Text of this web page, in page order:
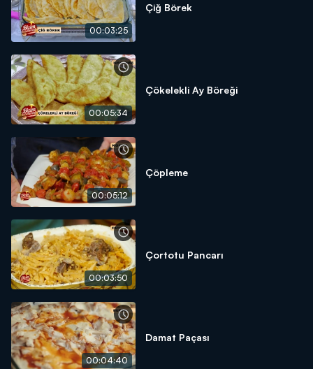
00:03:25
Çiğ Börek
00:05:34
Çökelekli Ay Böreği
00:05:12
Çöpleme
00:03:50
Çortotu Pancarı
00:04:40
Damat Paçası